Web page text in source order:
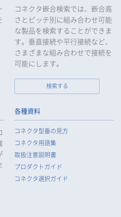
もと、被害を最小限にとどめるた
対応し、再発防止に向けた取り組
めの管理体制および取り組みを継
を実施し、その改善に努めてまい
にあたり、お客様等の氏名、住
ドレス、勤務先情報（所属会社
電話（FAX）番号等）、性別、銀
得します。当社は、適正に個人情
の手段により取得することはいた
その他のトラッキング技術（例え
、IPアドレス等の識別子を含む、
コネクタ嵌合検索では、嵌合高
さとピッチ別に組み合わせ可能
な製品を検索することができま
す。垂直接続や平行接続など、
さまざまな組み合わせで接続を
可能にします。
検索する
各種資料
コネクタ型番の見方
コネクタ用語集
取扱注意説明書
プロダクトガイド
コネクタ選択ガイド